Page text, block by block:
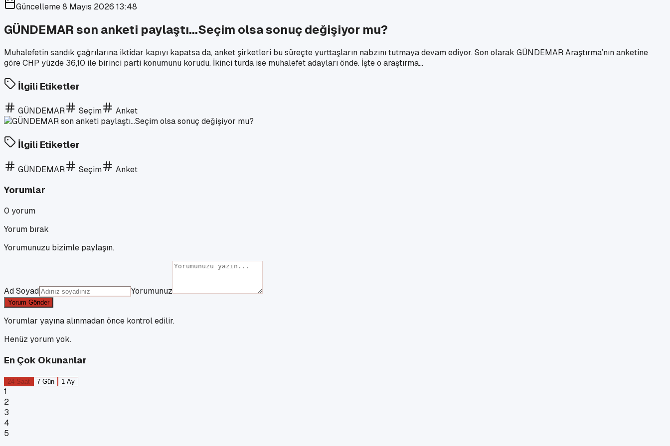
Güncelleme8 Mayıs 2026 13:48
GÜNDEMAR son anketi paylaştı...Seçim olsa sonuç değişiyor mu?
Muhalefetin sandık çağrılarına iktidar kapıyı kapatsa da, anket şirketleri bu süreçte yurttaşların nabzını tutmaya devam ediyor. Son olarak GÜNDEMAR Araştırma’nın anketine
göre CHP yüzde 36,10 ile birinci parti konumunu korudu. İkinci turda ise muhalefet adayları önde. İşte o araştırma...
İlgili Etiketler
GÜNDEMAR Seçim Anket
İlgili Etiketler
GÜNDEMAR Seçim Anket
Yorumlar
0 yorum
Yorum bırak
Yorumunuzu bizimle paylaşın.
Ad Soyad Yorumunuz
Yorum Gönder
Yorumlar yayına alınmadan önce kontrol edilir.
Henüz yorum yok.
En Çok Okunanlar
24 Saat 7 Gün 1 Ay
1
2
3
4
5